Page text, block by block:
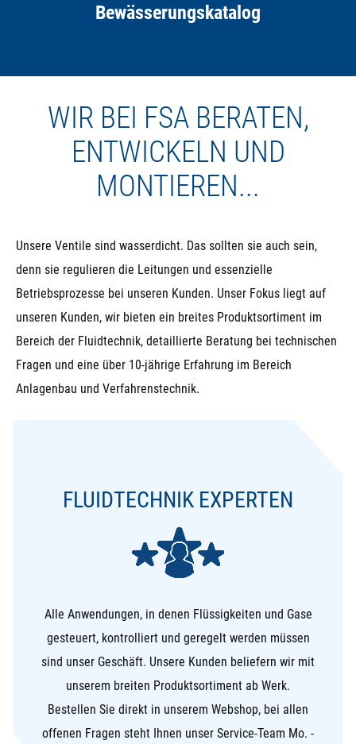
Bewässerungskatalog
WIR BEI FSA BERATEN,
ENTWICKELN UND
MONTIEREN...
Unsere Ventile sind wasserdicht. Das sollten sie auch sein,
denn sie regulieren die Leitungen und essenzielle
Betriebsprozesse bei unseren Kunden. Unser Fokus liegt auf
unseren Kunden, wir bieten ein breites Produktsortiment im
Bereich der Fluidtechnik, detaillierte Beratung bei technischen
Fragen und eine über 10-jährige Erfahrung im Bereich
Anlagenbau und Verfahrenstechnik.
FLUIDTECHNIK EXPERTEN
Alle Anwendungen, in denen Flüssigkeiten und Gase
gesteuert, kontrolliert und geregelt werden müssen
sind unser Geschäft. Unsere Kunden beliefern wir mit
unserem breiten Produktsortiment ab Werk.
Bestellen Sie direkt in unserem Webshop, bei allen
offenen Fragen steht Ihnen unser Service-Team Mo. -